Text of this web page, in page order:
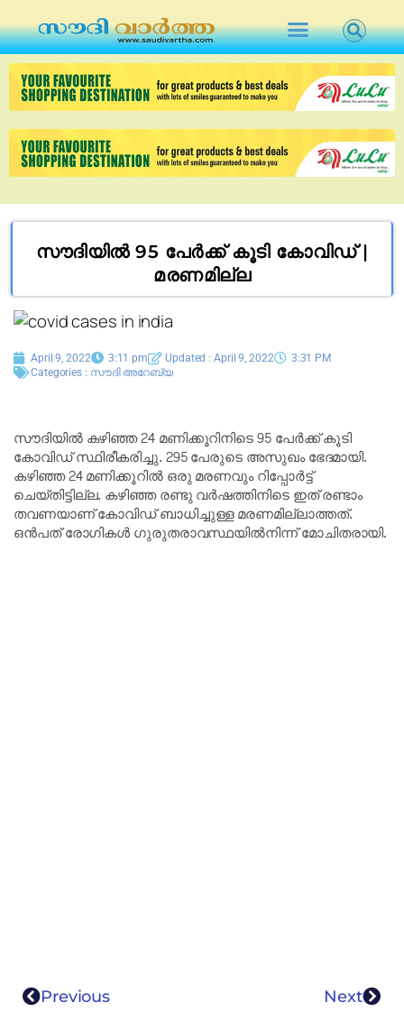
സൗദിയിൽ 95 പേർക്ക് കൂടി കോവിഡ് |
മരണമില്ല
April 9, 2022 3:11 pm Updated : April 9, 2022
3:31 PM
Categories : സൗദി അറേബ്യ
സൗദിയിൽ കഴിഞ്ഞ 24 മണിക്കൂറിനിടെ 95 പേർക്ക് കൂടി
കോവിഡ് സ്ഥിരീകരിച്ചു. 295 പേരുടെ അസുഖം ഭേദമായി.
കഴിഞ്ഞ 24 മണിക്കൂറിൽ ഒരു മരണവും റിപ്പോർട്ട്
ചെയ്തിട്ടില്ല. കഴിഞ്ഞ രണ്ടു വർഷത്തിനിടെ ഇത് രണ്ടാം
തവണയാണ് കോവിഡ് ബാധിച്ചുള്ള മരണമില്ലാത്തത്.
ഒൻപത് രോഗികൾ ഗുരുതരാവസ്ഥയിൽനിന്ന് മോചിതരായി.
Previous Next